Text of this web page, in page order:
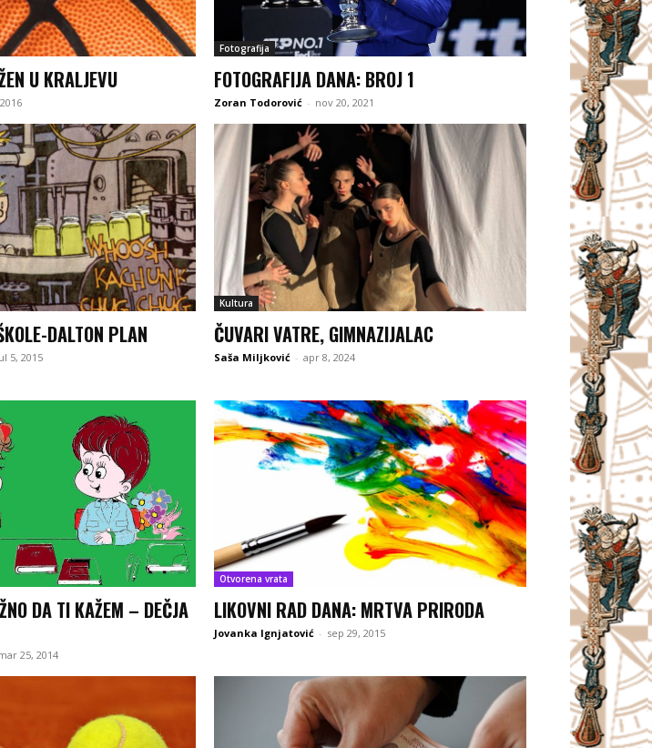
U KRALJEVU
Fotografija
FOTOGRAFIJA DANA: BROJ 1
Zoran Todorović - nov 20, 2021
DALTON PLAN
5, 2015
Kultura
ČUVARI VATRE, GIMNAZIJALAC
Saša Miljković - apr 8, 2024
DA TI KAŽEM – DEČJA
25, 2014
Otvorena vrata
LIKOVNI RAD DANA: MRTVA PRIRODA
Jovanka Ignjatović - sep 29, 2015